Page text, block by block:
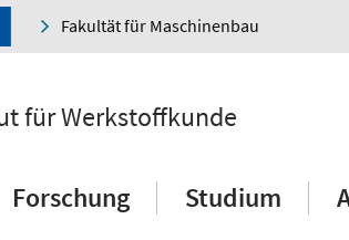
Fakultät für Maschinenbau
für Werkstoffkunde
Forschung Studium